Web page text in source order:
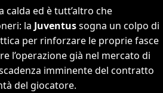
calda ed è tutt’altro che
la Juventussogna un colpo di
per rinforzare le proprie fasce
l’operazione già nel mercato di
imminente del contratto
del giocatore.